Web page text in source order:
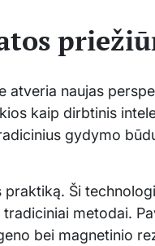
atveria naujas
kaip dirbtinis
gydymo
Ši
metodai.
bei magnetinio